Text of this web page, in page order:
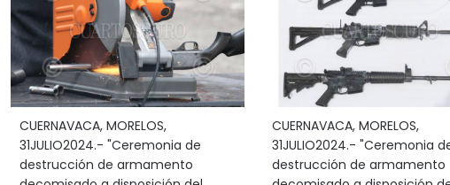
CUERNAVACA, MORELOS,
31JULIO2024.- "Ceremonia de
destrucción de armamento
CUERNAVACA, MORELOS,
31JULIO2024.- "Ceremonia
destrucción de armamento